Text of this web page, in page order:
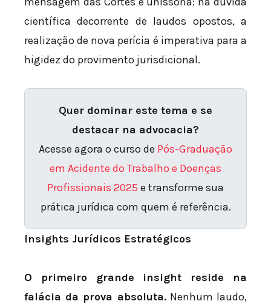
científica decorrente de laudos opostos, a
realização de nova perícia é imperativa para a
higidez do provimento jurisdicional.
Quer dominar este tema e se
destacar na advocacia?
Acesse agora o curso de Pós-Graduação
em Acidente do Trabalho e Doenças
Profissionais 2025 e transforme sua
prática jurídica com quem é referência.
Insights Jurídicos Estratégicos
O primeiro grande insight reside na
falácia da prova absoluta.Nenhum laudo,